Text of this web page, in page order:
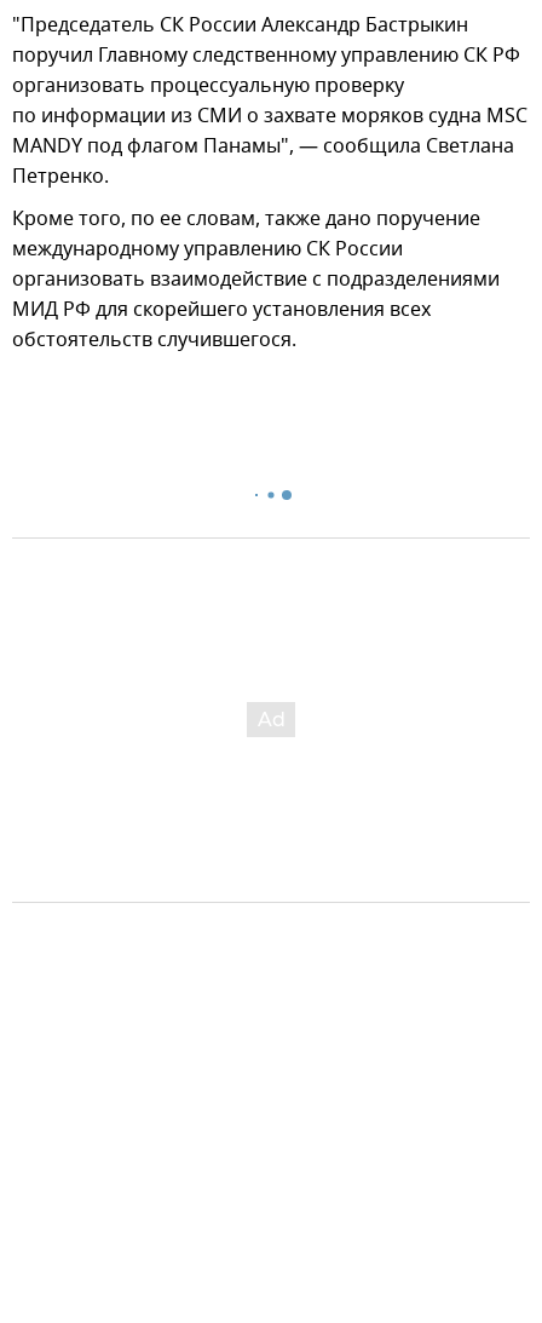
"Председатель СК России Александр Бастрыкин
поручил Главному следственному управлению СК РФ
организовать процессуальную проверку
по информации из СМИ о захвате моряков судна MSC
MANDY под флагом Панамы", — сообщила Светлана
Петренко.
Кроме того, по ее словам, также дано поручение
международному управлению СК России
организовать взаимодействие с подразделениями
МИД РФ для скорейшего установления всех
обстоятельств случившегося.